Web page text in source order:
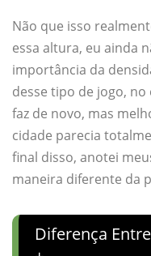
Não que isso
essa altura, eu ainda
importância da
desse tipo de jogo,
faz de novo, mas
cidade parecia
final disso, anotei
maneira diferente da
Diferença